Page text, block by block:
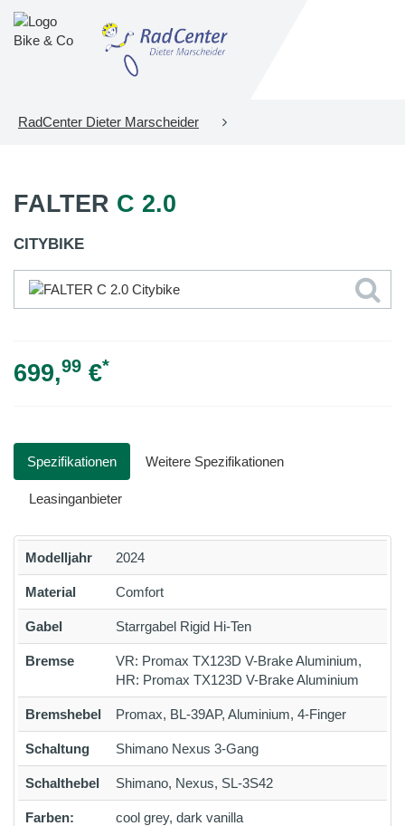
RadCenter Dieter Marscheider
FALTER C 2.0
CITYBIKE
699,99 €*
Spezifikationen Weitere Spezifikationen
Leasinganbieter
Modelljahr 2024
Material Comfort
Gabel Starrgabel Rigid Hi-Ten
Bremse
VR: Promax TX123D V-Brake Aluminium,
HR: Promax TX123D V-Brake Aluminium
Bremshebel Promax, BL-39AP, Aluminium, 4-Finger
Schaltung Shimano Nexus 3-Gang
Schalthebel Shimano, Nexus, SL-3S42
Farben: cool grey, dark vanilla